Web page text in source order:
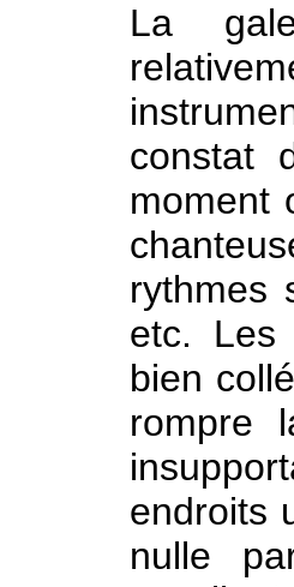
La
constat
moment
rythmes
etc. Les
bien
rompre
endroits
nulle